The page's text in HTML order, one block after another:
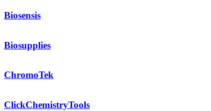
Biosensis
Biosupplies
ChromoTek
ClickChemistryTools